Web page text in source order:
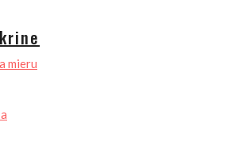
mieru